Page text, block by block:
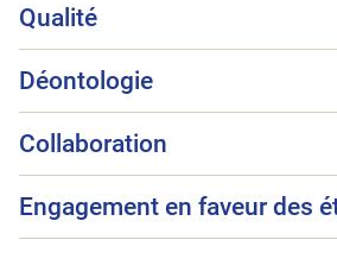
Qualité
Déontologie
Collaboration
Engagement en faveur des